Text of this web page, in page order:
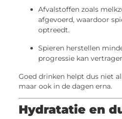
Afvalstoffen zoals
afgevoerd, waardoor
optreedt.
Spieren herstellen
progressie kan
Goed drinken helpt dus niet
maar ook in de dagen erna.
Hydratatie en